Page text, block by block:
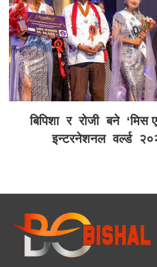
बिपिशा र रोजी बने
इन्टरनेशनल वर्ल्ड